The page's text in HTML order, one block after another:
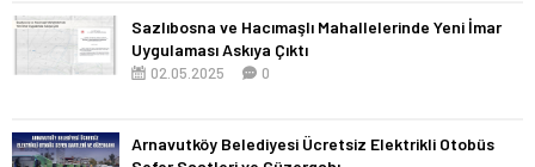
Sazlıbosna ve Hacımaşlı Mahallelerinde Yeni İmar
Uygulaması Askıya Çıktı
02.05.2025 0
Arnavutköy Belediyesi Ücretsiz Elektrikli Otobüs